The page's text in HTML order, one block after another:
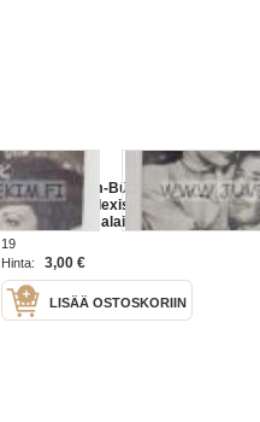
Illustrierte Film-Bühne / Montana /
Erroll Flynn, Alexis Smith... -
elokuvan saksalainen esittelylehti
19
Hinta:
3,00 €
LISÄÄ OSTOSKORIIN